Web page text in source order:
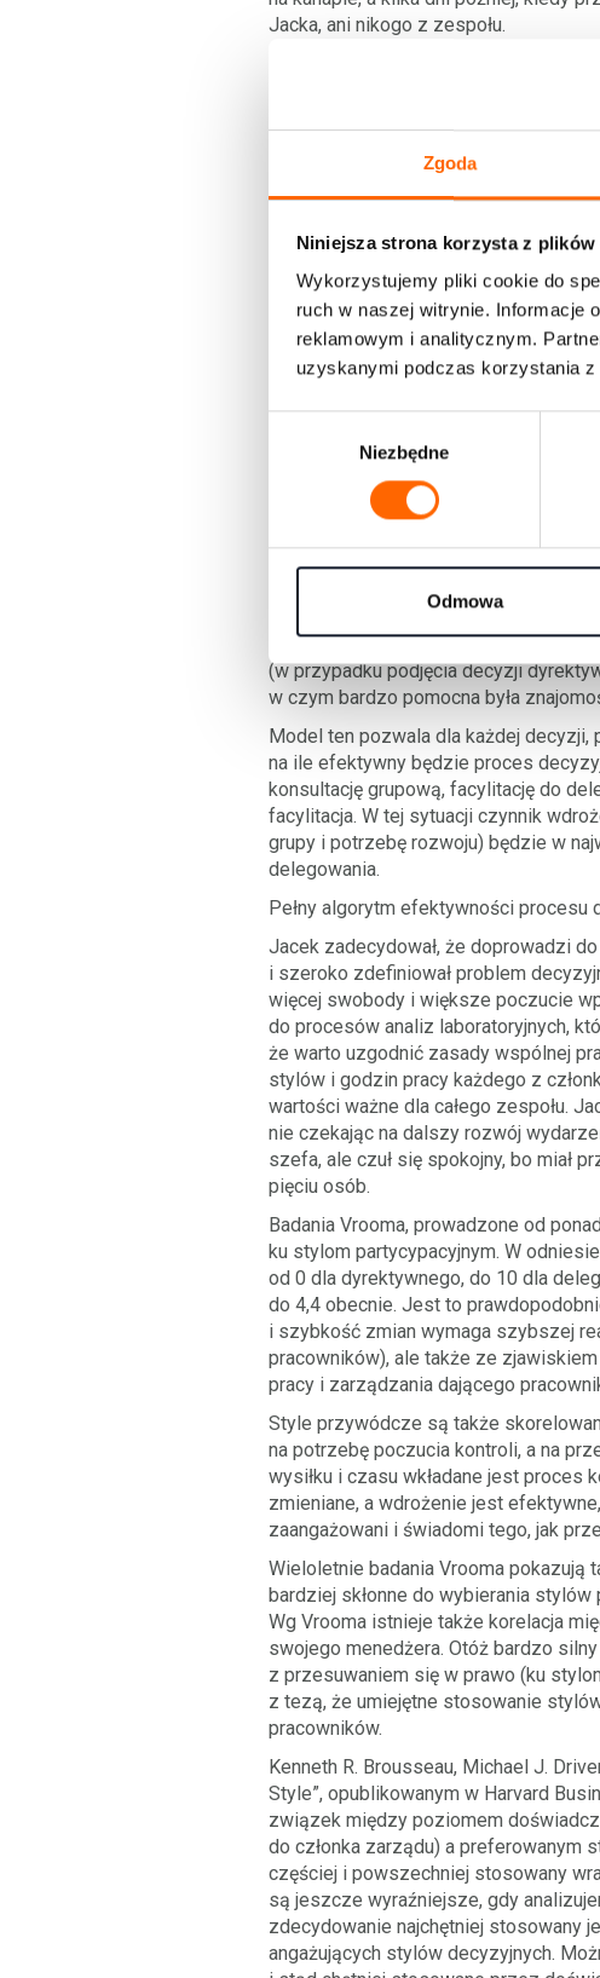
Zgoda
Niniejsza strona korzysta z plików
Wykorzystujemy pliki cookie do
ruch w naszej witrynie. Informacje
reklamowym i analitycznym.
uzyskanymi podczas korzystania z
d
y
Niezbędne
Odmowa
Jacka, ani nikogo z zespołu.
Jacek nie wiedział o incydencie ze
rozegrali sobie koleżeński mecz w
opracować i wdrożyć jasne zasady
nowy regulamin pracy. Zespół Jacka
z partycypacyjnym stylem
Jacek rozpoczął od pytania: czy jest
Czy zespół dostosuje się do nowych
że nowy regulamin po prostu
do wniosku, że w tej sytuacji jest duża
Kolejne pytanie, jakie zadał sobie
projektowe nie wynikają z tego, że
wewnętrznegow przypadku, gdy ta
Ponadto, pomyślał Jacek, zespół
doświadczenia z zespołowych
spotkania są twórcze i rozwojowe.
wartość rozwojową.
Podsumowując: potrzeba
(w przypadku podjęcia decyzji
w czym bardzo pomocna była
Model ten pozwala dla każdej
na ile efektywny będzie proces
konsultację grupową, facylitację do
facylitacja. W tej sytuacji czynnik
grupy i potrzebę rozwoju) będzie w
delegowania.
Pełny algorytm efektywności procesu
Jacek zadecydował, że doprowadzi
i szeroko zdefiniował problem
więcej swobody i większe poczucie
do procesów analiz laboratoryjnych,
że warto uzgodnić zasady wspólnej
stylów i godzin pracy każdego z
wartości ważne dla całego zespołu.
nie czekając na dalszy rozwój
szefa, ale czuł się spokojny, bo miał
pięciu osób.
Badania Vrooma, prowadzone od
ku stylom partycypacyjnym. W
od 0 dla dyrektywnego, do 10 dla
do 4,4 obecnie. Jest to
i szybkość zmian wymaga szybszej
pracowników), ale także ze
pracy i zarządzania dającego
Style przywódcze są także
na potrzebę poczucia kontroli, a na
wysiłku i czasu wkładane jest
zmieniane, a wdrożenie jest
zaangażowani i świadomi tego, jak
Wieloletnie badania Vrooma pokazują
bardziej skłonne do wybierania
Wg Vrooma istnieje także korelacja
swojego menedżera. Otóż bardzo
z przesuwaniem się w prawo (ku
z tezą, że umiejętne stosowanie
pracowników.
Kenneth R. Brousseau, Michael J.
Style”, opublikowanym w Harvard
związek między poziomem
do członka zarządu) a preferowanym
częściej i powszechniej stosowany
są jeszcze wyraźniejsze, gdy
zdecydowanie najchętniej stosowany
angażujących stylów decyzyjnych.